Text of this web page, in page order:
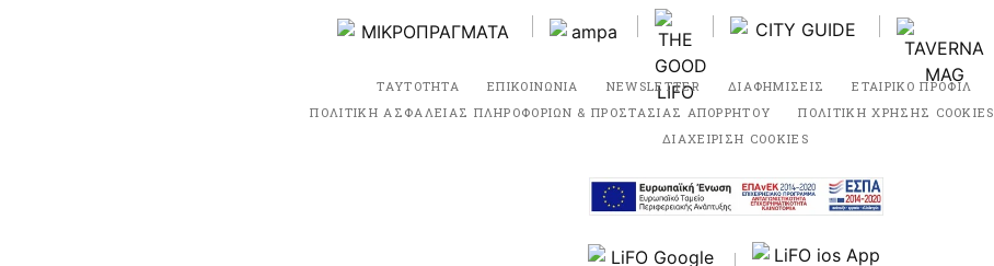
ΤΑΥΤΟΤΗΤΑ ΕΠΙΚΟΙΝΩΝΙΑ NEWSLETTER ΔΙΑΦΗΜΙΣΕΙΣ ΕΤΑΙΡΙΚΟ ΠΡΟΦΙΛ
ΠΟΛΙΤΙΚΗ ΑΣΦΑΛΕΙΑΣ ΠΛΗΡΟΦΟΡΙΩΝ & ΠΡΟΣΤΑΣΙΑΣ ΑΠΟΡΡΗΤΟΥ
ΠΟΛΙΤΙΚΗ ΧΡΗΣΗΣ COOKIES
ΔΙΑΧΕΙΡΙΣΗ COOKIES